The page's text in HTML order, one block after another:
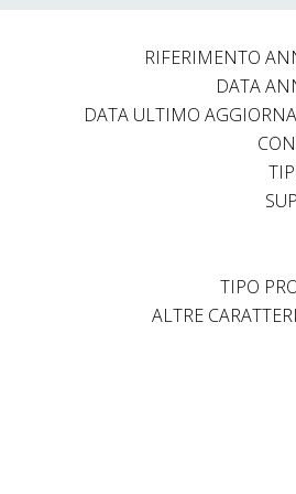
mensili € 60 circa
subito allo 0445.827282 e fissa un
RIFERIMENTO
DATA
DATA ULTIMO
TIPO
ALTRE